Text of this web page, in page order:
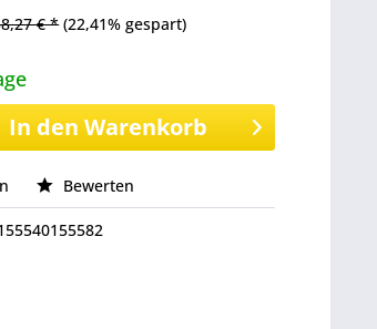
€ * (22,41% gespart)
In den Warenkorb
Bewerten